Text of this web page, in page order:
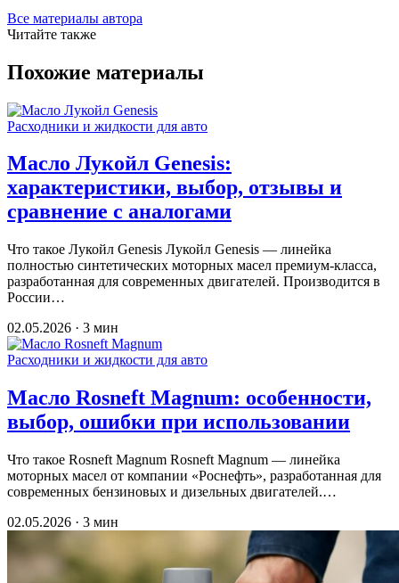
Все материалы автора
Читайте также
Похожие материалы
Расходники и жидкости для авто
Масло Лукойл Genesis:
характеристики, выбор, отзывы и
сравнение с аналогами
Что такое Лукойл Genesis Лукойл Genesis — линейка
полностью синтетических моторных масел премиум-класса,
разработанная для современных двигателей. Производится в
России…
02.05.2026 · 3 мин
Расходники и жидкости для авто
Масло Rosneft Magnum: особенности,
выбор, ошибки при использовании
Что такое Rosneft Magnum Rosneft Magnum — линейка
моторных масел от компании «Роснефть», разработанная для
современных бензиновых и дизельных двигателей.…
02.05.2026 · 3 мин